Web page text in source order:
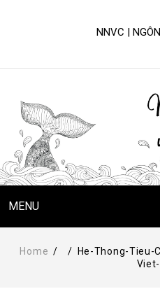
NNVC |
MENU
Trang Chủ
Home / /
He-Thong-Tieu-